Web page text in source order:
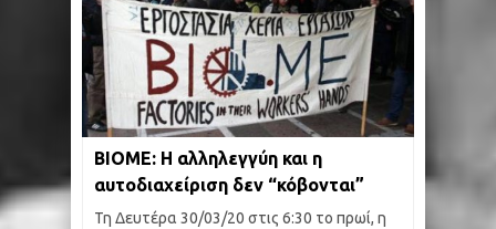
ΒΙΟΜΕ: Η αλληλεγγύη και η
αυτοδιαχείριση δεν “κόβονται”
Τη Δευτέρα 30/03/20 στις 6:30 το πρωί, η